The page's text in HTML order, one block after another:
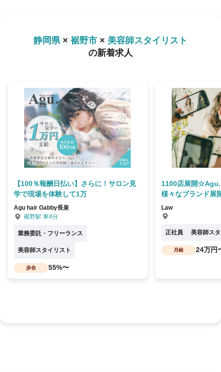
静岡県× 裾野市 × 美容師スタイリスト
の新着求人
【100％報酬日払い】さらに！サロン見
学で現場を体験して1万
Agu hair Gabby長泉
裾野駅 車4分
業務委託・フリーランス
美容師スタイリスト
歩合 55%〜
1100店展開☆Agu.
様々なブランド展
Law
正社員 美容師ス
月給 24万円